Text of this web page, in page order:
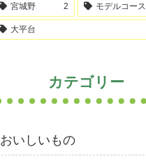
宮城野 2 モデルコース
大平台
カテゴリー
おいしいもの